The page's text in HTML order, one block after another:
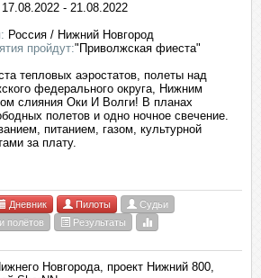
17.08.2022 - 21.08.2022
Россия / Нижний Новгород
пройдут:"Приволжская фиеста"
тепловых аэростатов, полеты над
федерального округа, Нижним
слияния Оки И Волги! В планах
полетов и одно ночное свечение.
питанием, газом, культурной
за плату.
Дневник Пилоты
Судьи
полётов Результаты
Новгорода, проект Нижний 800,